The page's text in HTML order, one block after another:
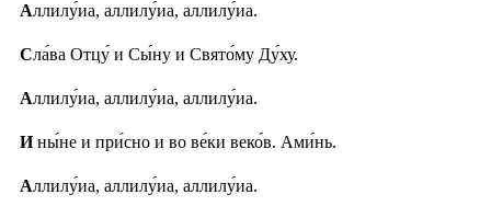
Аллилу́иа, аллилу́иа, аллилу́иа.
Сла́ва Отцу́ и Сы́ну и Свято́му Ду́ху.
Аллилу́иа, аллилу́иа, аллилу́иа.
Ины́не и при́сно и во ве́ки веко́в. Ами́нь.
Аллилу́иа, аллилу́иа, аллилу́иа.